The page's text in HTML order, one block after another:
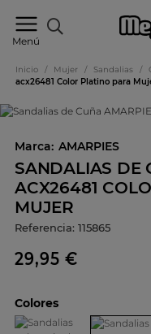
Menú
Inicio / Mujer / Sandalias /
acx26481 Color Platino para
Marca: AMARPIES
SANDALIAS DE
ACX26481
MUJER
Referencia: 115865
29,95 €
Colores